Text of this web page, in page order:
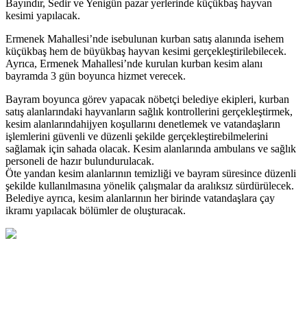
Bayındır, Sedir ve Yenigün pazar yerlerinde küçükbaş hayvan
kesimi yapılacak.
Ermenek Mahallesi’nde isebulunan kurban satış alanında isehem
küçükbaş hem de büyükbaş hayvan kesimi gerçekleştirilebilecek.
Ayrıca, Ermenek Mahallesi’nde kurulan kurban kesim alanı
bayramda 3 gün boyunca hizmet verecek.
Bayram boyunca görev yapacak nöbetçi belediye ekipleri, kurban
satış alanlarındaki hayvanların sağlık kontrollerini gerçekleştirmek,
kesim alanlarındahijyen koşullarını denetlemek ve vatandaşların
işlemlerini güvenli ve düzenli şekilde gerçekleştirebilmelerini
sağlamak için sahada olacak. Kesim alanlarında ambulans ve sağlık
personeli de hazır bulundurulacak.
Öte yandan kesim alanlarının temizliği ve bayram süresince düzenli
şekilde kullanılmasına yönelik çalışmalar da aralıksız sürdürülecek.
Belediye ayrıca, kesim alanlarının her birinde vatandaşlara çay
ikramı yapılacak bölümler de oluşturacak.